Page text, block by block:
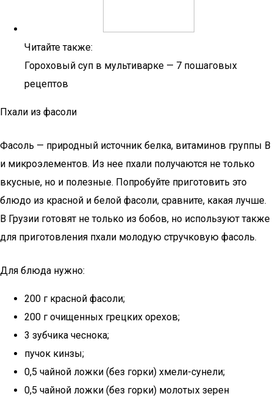
Читайте также:
Гороховый суп в мультиварке — 7 пошаговых
рецептов
Пхали из фасоли
Фасоль — природный источник белка, витаминов группы В
и микроэлементов. Из нее пхали получаются не только
вкусные, но и полезные. Попробуйте приготовить это
блюдо из красной и белой фасоли, сравните, какая лучше.
В Грузии готовят не только из бобов, но используют также
для приготовления пхали молодую стручковую фасоль.
Для блюда нужно:
200 г красной фасоли;
200 г очищенных грецких орехов;
3 зубчика чеснока;
пучок кинзы;
0,5 чайной ложки (без горки) хмели-сунели;
0,5 чайной ложки (без горки) молотых зерен